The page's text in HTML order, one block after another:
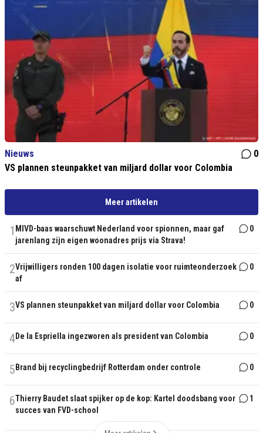
Nieuws
0
VS plannen steunpakket van miljard dollar voor Colombia
Meer artikelen
1 MIVD-baas waarschuwt Nederland voor spionnen, maar gaf
jarenlang zijn eigen woonadres prijs via Strava!
0
2Vrijwilligers ronden 100 dagen isolatie voor ruimteonderzoek
af
0
3VS plannen steunpakket van miljard dollar voor Colombia 0
4De la Espriella ingezworen als president van Colombia 0
5 Brand bij recyclingbedrijf Rotterdam onder controle 0
6Thierry Baudet slaat spijker op de kop: Kartel doodsbang voor
succes van FVD-school
1